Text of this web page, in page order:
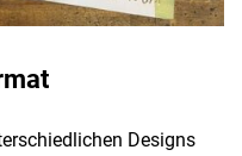
Designs